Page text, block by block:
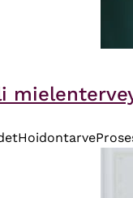
Hoidontarve